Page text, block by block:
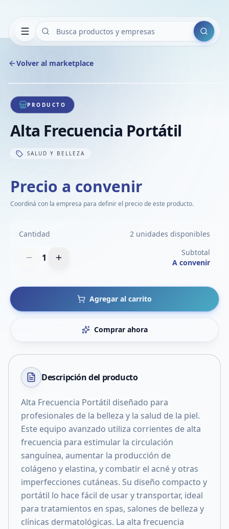
Buscar
Volver al marketplace
1/1
PRODUCTO
Alta Frecuencia Portátil
SALUD Y BELLEZA
Precio a convenir
Coordiná con la empresa para definir el precio de este producto.
Cantidad 2 unidades disponibles
1
Subtotal
A convenir
Agregar al carrito
Comprar ahora
Descripción del producto
Alta Frecuencia Portátil diseñado para
profesionales de la belleza y la salud de la piel.
Este equipo avanzado utiliza corrientes de alta
frecuencia para estimular la circulación
sanguínea, aumentar la producción de
colágeno y elastina, y combatir el acné y otras
imperfecciones cutáneas. Su diseño compacto y
portátil lo hace fácil de usar y transportar, ideal
para tratamientos en spas, salones de belleza y
clínicas dermatológicas. La alta frecuencia